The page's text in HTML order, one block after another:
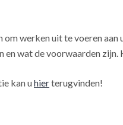
om werken uit te voeren
en wat de voorwaarden
kan uhierterugvinden!